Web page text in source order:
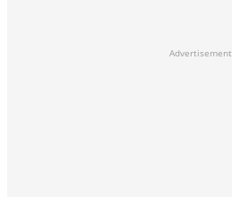
Advertisement